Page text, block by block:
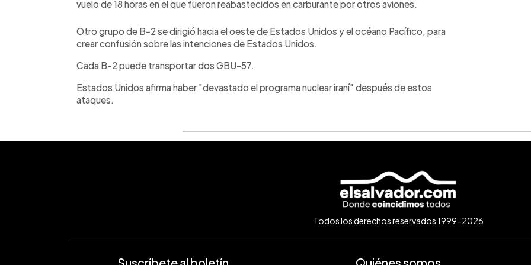
vuelo de 18 horas en el que fueron reabastecidos en carburante por otros aviones.
Otro grupo de B-2 se dirigió hacia el oeste de Estados Unidos y el océano Pacífico, para
crear confusión sobre las intenciones de Estados Unidos.
Cada B-2 puede transportar dos GBU-57.
Estados Unidos afirma haber "devastado el programa nuclear iraní" después de estos
ataques.
Todos los derechos reservados 1999-2026
Suscríbete al boletín Quiénes somos